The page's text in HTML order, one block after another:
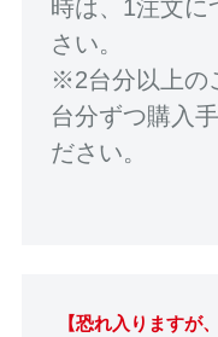
時は、1注文に
さい。
※2台分以上の
台分ずつ購入
ださい。
【恐れ入りますが